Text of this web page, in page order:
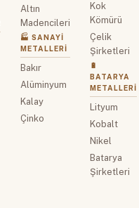
Altın
Madencileri
🏭 SANAYI
METALLERI
Bakır
Alüminyum
Kalay
Çinko
Kok
Kömürü
Çelik
Şirketleri
🔋
BATARYA
METALLERI
Lityum
Kobalt
Nikel
Batarya
Şirketleri